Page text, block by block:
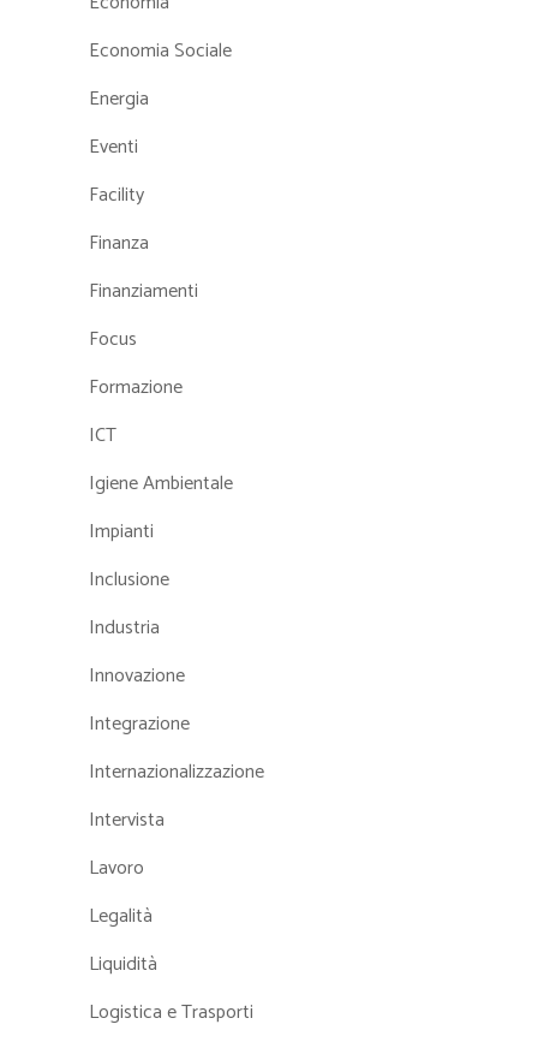
Economia Sociale
Energia
Eventi
Facility
Finanza
Finanziamenti
Focus
Formazione
ICT
Igiene Ambientale
Impianti
Inclusione
Industria
Innovazione
Integrazione
Internazionalizzazione
Intervista
Lavoro
Legalità
Liquidità
Logistica e Trasporti